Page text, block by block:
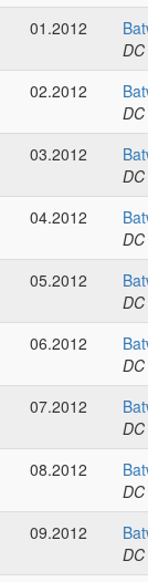
01.2012
02.2012
03.2012
04.2012
05.2012
06.2012
07.2012
08.2012
09.2012